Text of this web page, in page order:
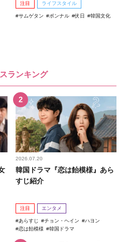
注目 ライフスタイル
サムゲタン ポンナル 伏日 韓国文化
ランキング
2026.07.20
韓国ドラマ『恋は飴模様』あら
すじ紹介
注目 エンタメ
あらすじ チョン・ヘイン
ハヨン
恋は飴模様
韓国ドラマ